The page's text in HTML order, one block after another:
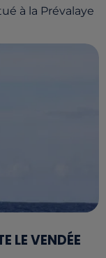
à la Prévalaye
LE VENDÉE